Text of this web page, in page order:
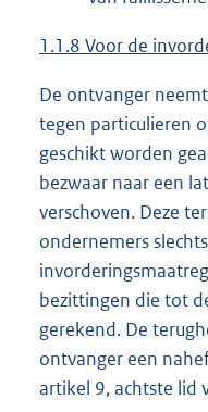
1.1.8 Voor de
De ontvanger
tegen particulieren
geschikt worden
bezwaar naar een
verschoven. Deze
ondernemers
bezittingen die tot
gerekend. De
ontvanger een
artikel 9, achtste lid